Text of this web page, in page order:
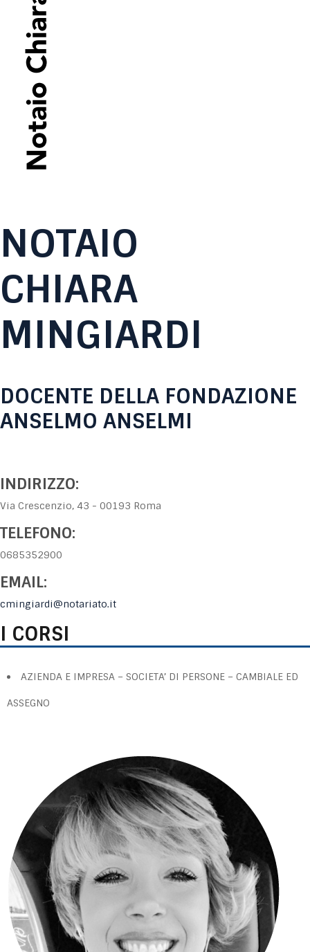
NOTAIO
CHIARA
MINGIARDI
DOCENTE DELLA FONDAZIONE
ANSELMO ANSELMI
INDIRIZZO:
Via Crescenzio, 43 - 00193 Roma
TELEFONO:
0685352900
EMAIL:
cmingiardi@notariato.it
I CORSI
AZIENDA E IMPRESA – SOCIETA’ DI PERSONE – CAMBIALE ED
ASSEGNO